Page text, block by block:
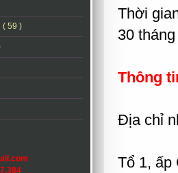
( 59 )
Thời
30
Thông
Địa chỉ
Tổ 1, ấp